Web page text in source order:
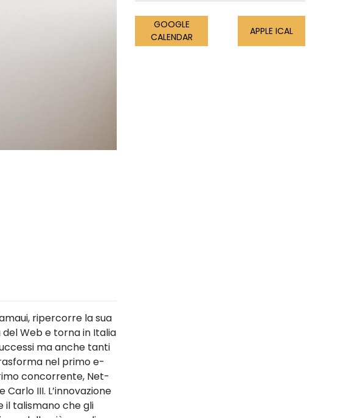
ripercorre la sua
Web e torna in Italia
ma anche tanti
nel primo e-
concorrente, Net-
III. L’innovazione
il talismano che gli
GOOGLE
CALENDAR
APPLE ICAL